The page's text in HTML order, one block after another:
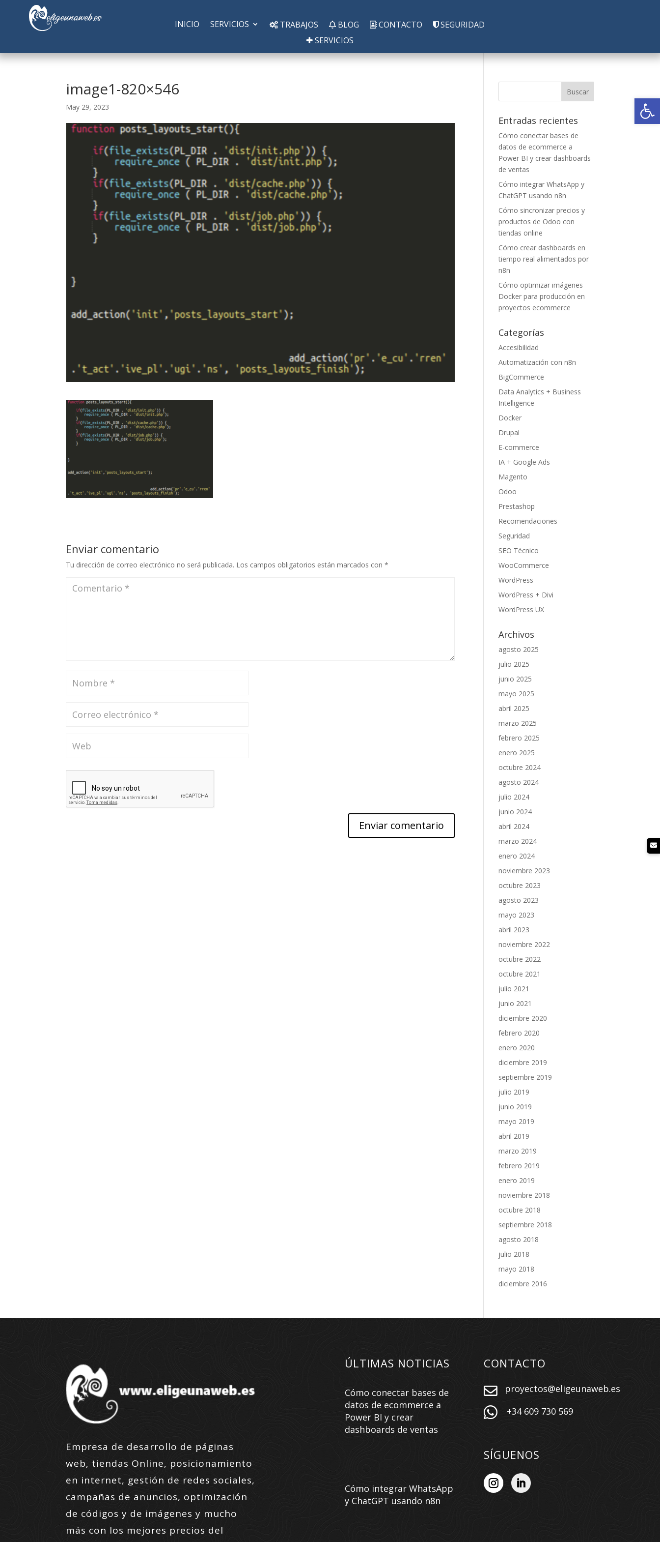
INICIO SERVICIOS TRABAJOS BLOG CONTACTO
SEGURIDAD
SERVICIOS
image1-820×546
May 29, 2023
Enviar comentario
Tu dirección de correo electrónico no será publicada. Los campos obligatorios están marcados con*
Entradas recientes
Cómo conectar bases de
datos de ecommerce a
Power BI y crear dashboards
de ventas
Cómo integrar WhatsApp y
ChatGPT usando n8n
Cómo sincronizar precios y
productos de Odoo con
tiendas online
Cómo crear dashboards en
tiempo real alimentados por
n8n
Cómo optimizar imágenes
Docker para producción en
proyectos ecommerce
Categorías
Accesibilidad
Automatización con n8n
BigCommerce
Data Analytics + Business
Intelligence
Docker
Drupal
E-commerce
IA + Google Ads
Magento
Odoo
Prestashop
Recomendaciones
Seguridad
SEO Técnico
WooCommerce
WordPress
WordPress + Divi
WordPress UX
Archivos
agosto 2025
julio 2025
junio 2025
mayo 2025
abril 2025
marzo 2025
febrero 2025
enero 2025
octubre 2024
agosto 2024
julio 2024
junio 2024
abril 2024
marzo 2024
enero 2024
noviembre 2023
octubre 2023
agosto 2023
mayo 2023
abril 2023
noviembre 2022
octubre 2022
octubre 2021
julio 2021
junio 2021
diciembre 2020
febrero 2020
enero 2020
diciembre 2019
septiembre 2019
julio 2019
junio 2019
mayo 2019
abril 2019
marzo 2019
febrero 2019
enero 2019
noviembre 2018
octubre 2018
septiembre 2018
agosto 2018
julio 2018
mayo 2018
diciembre 2016
Empresa de desarrollo de páginas
web, tiendas Online, posicionamiento
en internet, gestión de redes sociales,
campañas de anuncios, optimización
de códigos y de imágenes y mucho
más con los mejores precios del
ÚLTIMAS NOTICIAS
Cómo conectar bases de
datos de ecommerce a
Power BI y crear
dashboards de ventas
Cómo integrar WhatsApp
y ChatGPT usando n8n
CONTACTO
 proyectos@eligeunaweb.es
 +34 609 730 569
SÍGUENOS